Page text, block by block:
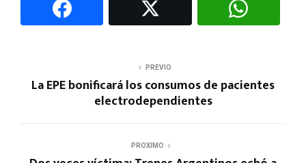
PREVIO
La EPE bonificará los consumos de pacientes
electrodependientes
PROXIMO